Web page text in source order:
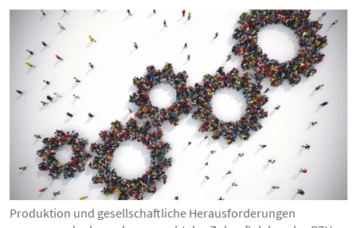
Produktion und gesellschaftliche Herausforderungen